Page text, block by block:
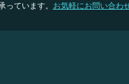
ています。 お気軽にお問い合わ